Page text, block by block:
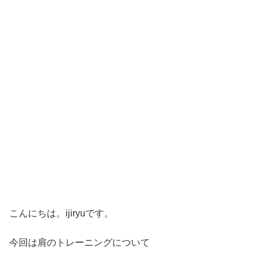
こんにちは。ijiryuです。
今回は肩のトレーニングについて